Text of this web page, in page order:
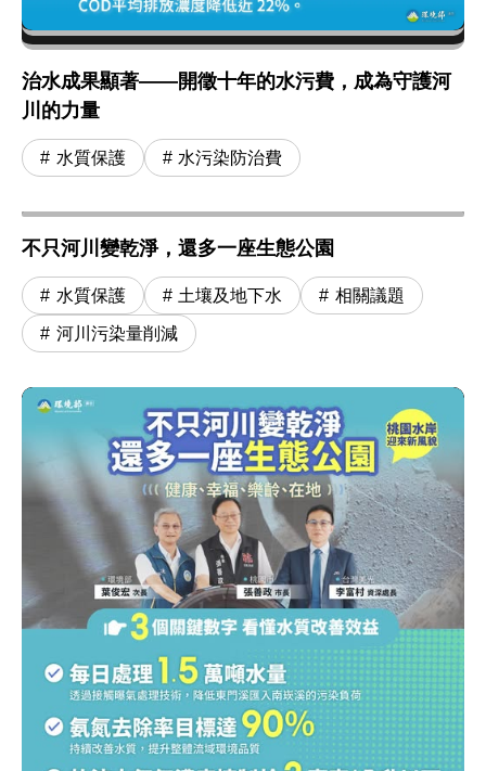
治水成果顯著——開徵十年的水污費，成為守護河
川的力量
水質保護 水污染防治費
不只河川變乾淨，還多一座生態公園
水質保護 土壤及地下水 相關議題
河川污染量削減